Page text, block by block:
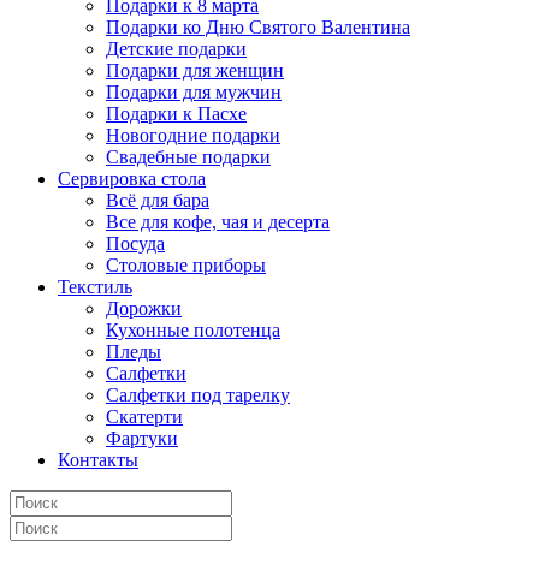
Подарки к 8 марта
Подарки ко Дню Святого Валентина
Детские подарки
Подарки для женщин
Подарки для мужчин
Подарки к Пасхе
Новогодние подарки
Свадебные подарки
Сервировка стола
Всё для бара
Все для кофе, чая и десерта
Посуда
Столовые приборы
Текстиль
Дорожки
Кухонные полотенца
Пледы
Салфетки
Салфетки под тарелку
Скатерти
Фартуки
Контакты